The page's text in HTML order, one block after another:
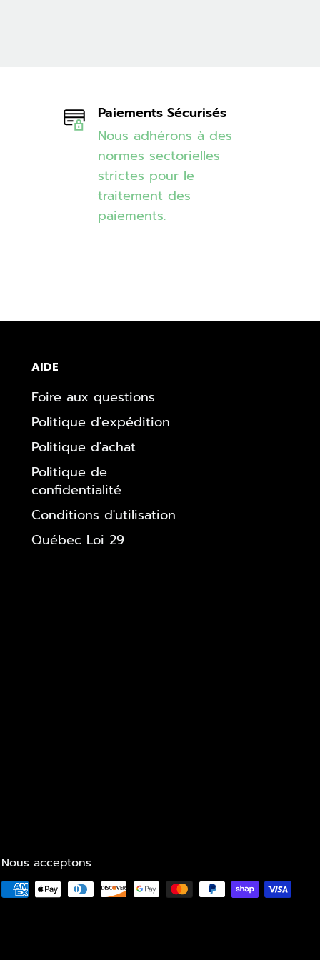
Paiements Sécurisés
Nous adhérons à des
normes sectorielles
strictes pour le
traitement des
paiements.
AIDE
Foire aux questions
Politique d'expédition
Politique d'achat
Politique de
confidentialité
Conditions d'utilisation
Québec Loi 29
Nous acceptons